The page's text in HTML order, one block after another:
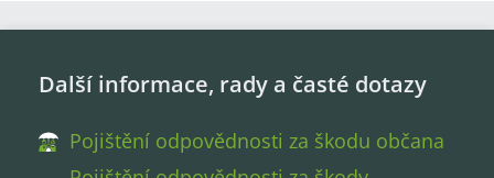
Další informace, rady a časté dotazy
Pojištění odpovědnosti za škodu občana